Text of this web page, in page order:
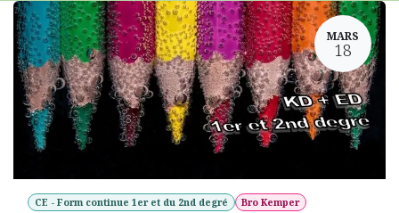
MARS
18
CE - Form continue 1er et du 2nd degré Bro Kemper